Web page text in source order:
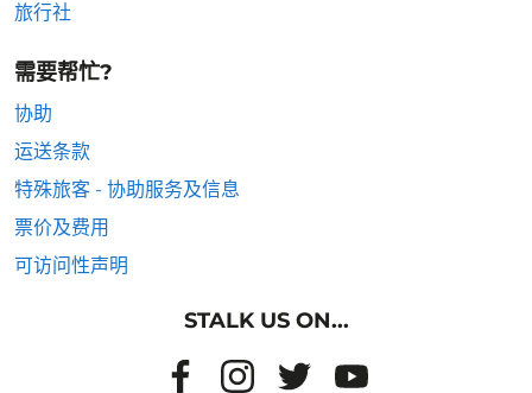
旅行社
需要帮忙?
协助
运送条款
特殊旅客 - 协助服务及信息
票价及费用
可访问性声明
STALK US ON...